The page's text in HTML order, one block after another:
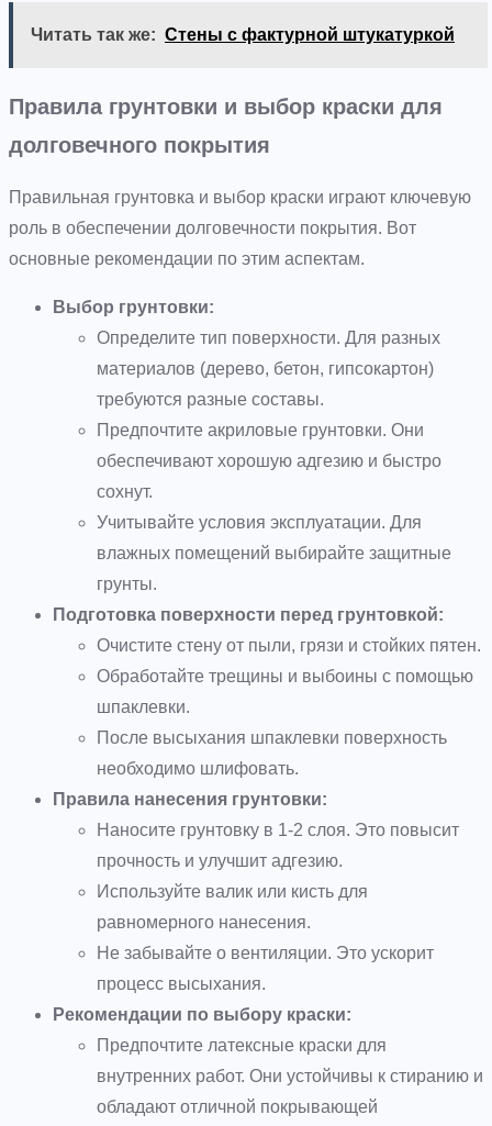
Читать так же: Стены с фактурной штукатуркой
Правила грунтовки и выбор краски для
долговечного покрытия
Правильная грунтовка и выбор краски играют ключевую
роль в обеспечении долговечности покрытия. Вот
основные рекомендации по этим аспектам.
Выбор грунтовки:
Определите тип поверхности. Для разных
материалов (дерево, бетон, гипсокартон)
требуются разные составы.
Предпочтите акриловые грунтовки. Они
обеспечивают хорошую адгезию и быстро
сохнут.
Учитывайте условия эксплуатации. Для
влажных помещений выбирайте защитные
грунты.
Подготовка поверхности перед грунтовкой:
Очистите стену от пыли, грязи и стойких пятен.
Обработайте трещины и выбоины с помощью
шпаклевки.
После высыхания шпаклевки поверхность
необходимо шлифовать.
Правила нанесения грунтовки:
Наносите грунтовку в 1-2 слоя. Это повысит
прочность и улучшит адгезию.
Используйте валик или кисть для
равномерного нанесения.
Не забывайте о вентиляции. Это ускорит
процесс высыхания.
Рекомендации по выбору краски:
Предпочтите латексные краски для
внутренних работ. Они устойчивы к стиранию и
обладают отличной покрывающей